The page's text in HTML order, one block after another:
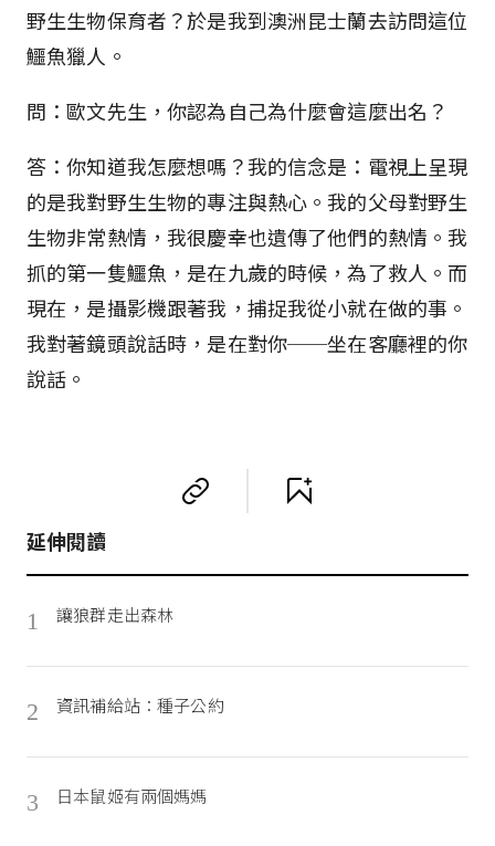
野生生物保育者？於是我到澳洲昆士蘭去訪問這位
鱷魚獵人。
問：歐文先生，你認為自己為什麼會這麼出名？
答：你知道我怎麼想嗎？我的信念是：電視上呈現
的是我對野生生物的專注與熱心。我的父母對野生
生物非常熱情，我很慶幸也遺傳了他們的熱情。我
抓的第一隻鱷魚，是在九歲的時候，為了救人。而
現在，是攝影機跟著我，捕捉我從小就在做的事。
我對著鏡頭說話時，是在對你──坐在客廳裡的你
說話。
延伸閱讀
1 讓狼群走出森林
2 資訊補給站：種子公約
3 日本鼠姬有兩個媽媽